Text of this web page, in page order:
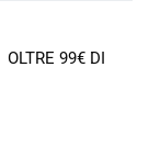
OLTRE 99€ DI